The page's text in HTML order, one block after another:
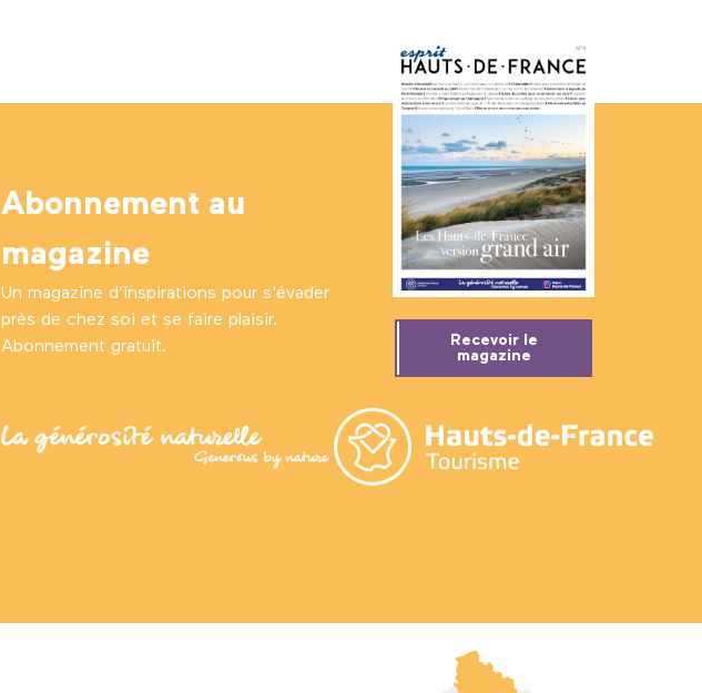
Abonnement au
magazine
Un magazine d’inspirations pour s'évader
près de chez soi et se faire plaisir.
Abonnement gratuit.
Recevoir le
magazine